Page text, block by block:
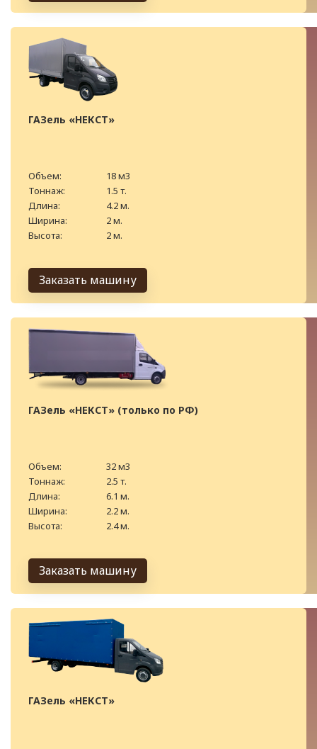
ГАЗель «НЕКСТ»
Объем:
18 м3
Тоннаж:
1.5 т.
Длина:
4.2 м.
Ширина:
2 м.
Высота:
2 м.
Заказать машину
ГАЗель «НЕКСТ» (только по РФ)
Объем:
32 м3
Тоннаж:
2.5 т.
Длина:
6.1 м.
Ширина:
2.2 м.
Высота:
2.4 м.
Заказать машину
ГАЗель «НЕКСТ»